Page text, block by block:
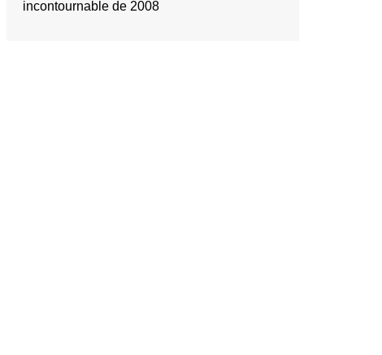
incontournable de 2008